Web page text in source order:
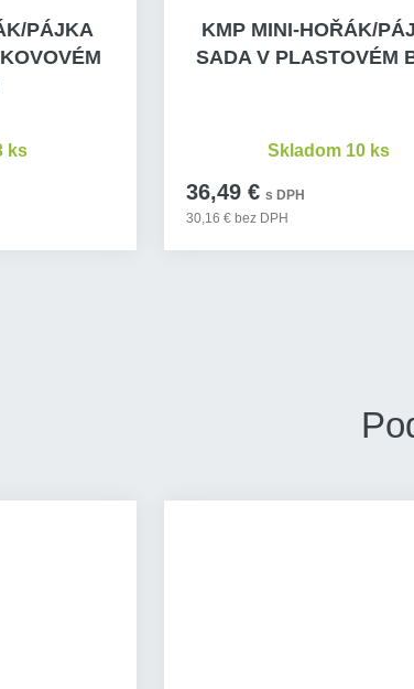
PÁJKA
ks
KMP MINI-HOŘÁK/
SADA V PLASTOVÉM
36,49 € s DPH
30,16 € bez DPH
Skladom 10 ks